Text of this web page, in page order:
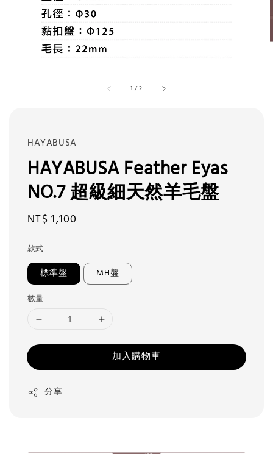
1 /2
HAYABUSA
HAYABUSA Feather Eyas
NO.7 超級細天然羊毛盤
Regular
NT$ 1,100
款式
標準盤 MH盤
數量
加入購物車
分享